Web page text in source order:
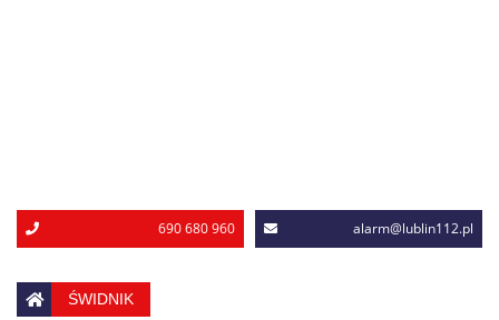
690 680 960 alarm@lublin112.pl
ŚWIDNIK